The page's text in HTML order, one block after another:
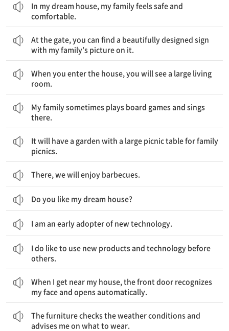
In my dream house, my family feels safe and
comfortable.
At the gate, you can find a beautifully designed sign
with my family’s picture on it.
When you enter the house, you will see a large living
room.
My family sometimes plays board games and sings
there.
It will have a garden with a large picnic table for family
picnics.
There, we will enjoy barbecues.
Do you like my dream house?
I am an early adopter of new technology.
I do like to use new products and technology before
others.
When I get near my house, the front door recognizes
my face and opens automatically.
The furniture checks the weather conditions and
advises me on what to wear.